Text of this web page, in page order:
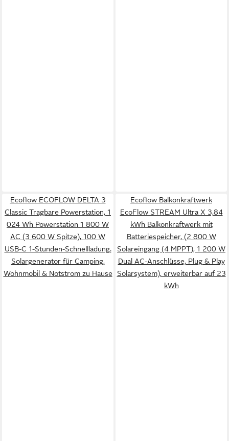
Ecoflow ECOFLOW DELTA 3
Classic Tragbare Powerstation, 1
024 Wh Powerstation 1 800 W
AC (3 600 W Spitze), 100 W
USB-C 1-Stunden-Schnellladung.
Solargenerator für Camping,
Wohnmobil & Notstrom zu Hause
Ecoflow Balkonkraftwerk
EcoFlow STREAM Ultra X 3,84
kWh Balkonkraftwerk mit
Batteriespeicher, (2 800 W
Solareingang (4 MPPT), 1 200 W
Dual AC-Anschlüsse, Plug & Play
Solarsystem), erweiterbar auf 23
kWh